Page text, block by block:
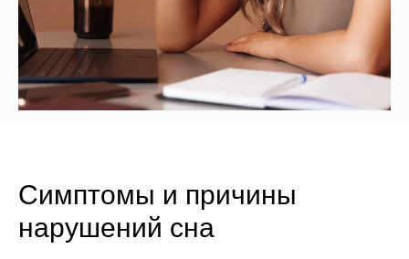
Симптомы и причины
нарушений сна